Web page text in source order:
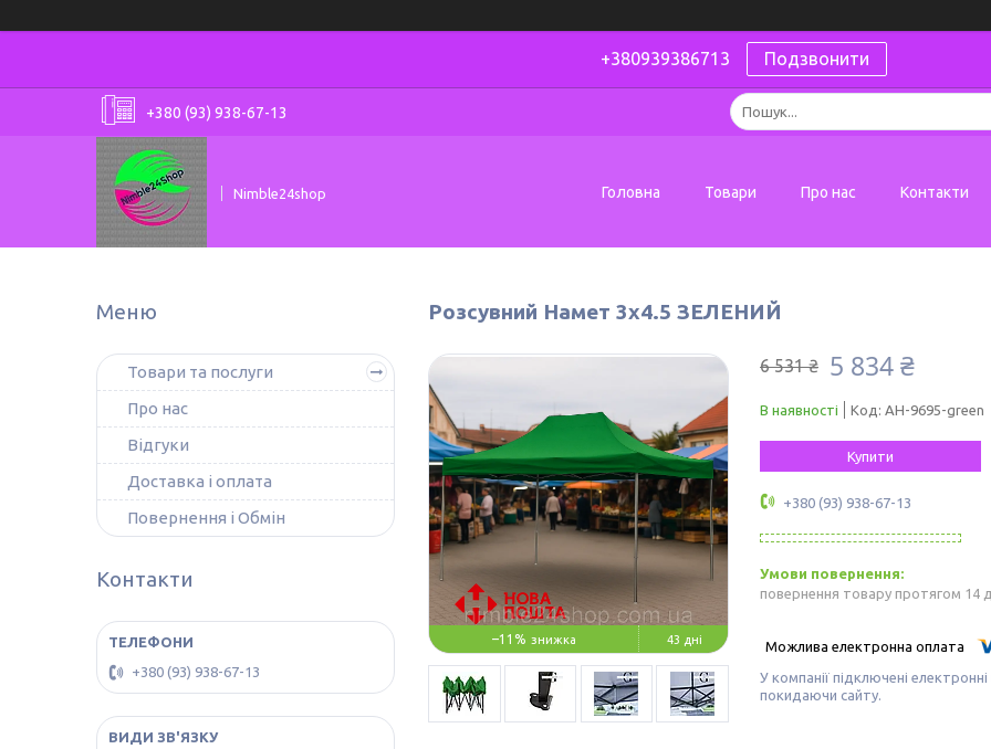
+380939386713 Подзвонити
+380 (93) 938-67-13
Nimble24shop Головна Товари Про нас Контакти
Розсувний Намет 3х4.5 ЗЕЛЕНИЙ
–11% 43 дні
6 531 ₴ 5 834 ₴
В наявності Код: AH-9695-green
Купити
+380 (93) 938-67-13
повернення товару протягом 14
У компанії підключені
покидаючи сайту.
Товари та послуги
Про нас
Відгуки
Доставка і оплата
Повернення і Обмін
Контакти
+380 (93) 938-67-13